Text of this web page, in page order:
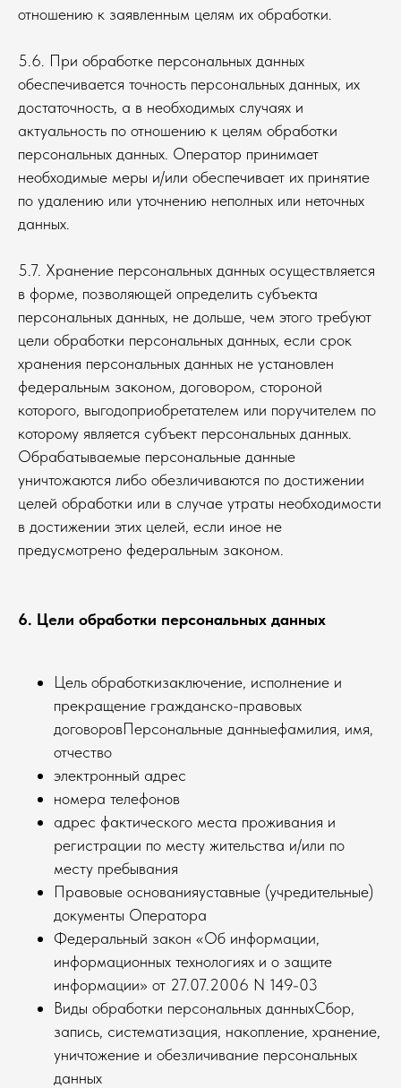
отношению к заявленным целям их обработки.
5.6. При обработке персональных данных
обеспечивается точность персональных данных, их
достаточность, а в необходимых случаях и
актуальность по отношению к целям обработки
персональных данных. Оператор принимает
необходимые меры и/или обеспечивает их принятие
по удалению или уточнению неполных или неточных
данных.
5.7. Хранение персональных данных осуществляется
в форме, позволяющей определить субъекта
персональных данных, не дольше, чем этого требуют
цели обработки персональных данных, если срок
хранения персональных данных не установлен
федеральным законом, договором, стороной
которого, выгодоприобретателем или поручителем по
которому является субъект персональных данных.
Обрабатываемые персональные данные
уничтожаются либо обезличиваются по достижении
целей обработки или в случае утраты необходимости
в достижении этих целей, если иное не
предусмотрено федеральным законом.
6. Цели обработки персональных данных
Цель обработкизаключение, исполнение и
прекращение гражданско-правовых
договоровПерсональные данныефамилия, имя,
отчество
электронный адрес
номера телефонов
адрес фактического места проживания и
регистрации по месту жительства и/или по
месту пребывания
Правовые основанияуставные (учредительные)
документы Оператора
Федеральный закон «Об информации,
информационных технологиях и о защите
информации» от 27.07.2006 N 149-03
Виды обработки персональных данныхСбор,
запись, систематизация, накопление, хранение,
уничтожение и обезличивание персональных
данных